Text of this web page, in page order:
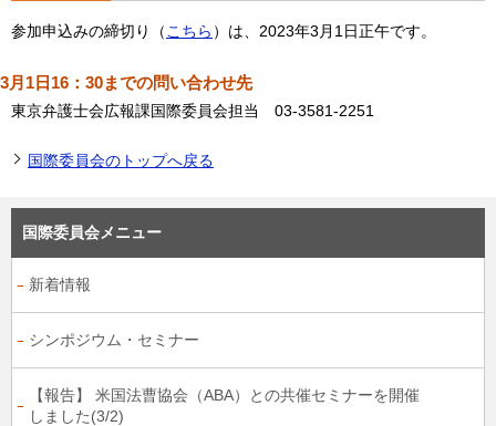
参加申込みの締切り（ こちら ）は、2023年3月1日正午です。
3月1日16：30までの問い合わせ先
東京弁護士会広報課国際委員会担当 03-3581-2251
国際委員会のトップへ戻る
国際委員会メニュー
新着情報
シンポジウム・セミナー
【報告】 米国法曹協会（ABA）との共催セミナーを開催
しました(3/2)